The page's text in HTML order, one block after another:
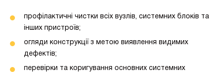
профілактичні чистки всіх вузлів, системних блоків та
інших пристроїв;
огляди конструкції з метою виявлення видимих ​​
дефектів;
перевірки та коригування основних системних